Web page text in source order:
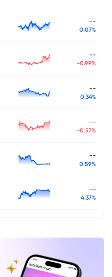
--
0.07%
--
-0.99%
--
0.34%
--
-0.57%
--
0.59%
--
4.37%